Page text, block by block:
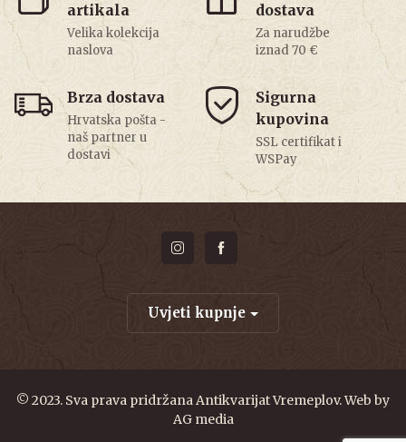
artikala
Velika kolekcija
naslova
dostava
Za narudžbe
iznad 70 €
Brza dostava
Hrvatska pošta -
naš partner u
dostavi
Sigurna
kupovina
SSL certifikat i
WSPay
Uvjeti kupnje
© 2023. Sva prava pridržana Antikvarijat Vremeplov. Web by
AG media